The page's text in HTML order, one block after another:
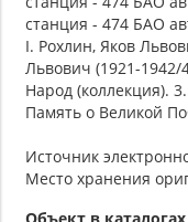
станция - 474 БАО
I. Рохлин, Яков
Львович (1921-
Народ (коллекция).
Память о Великой
Источник
Место хранения